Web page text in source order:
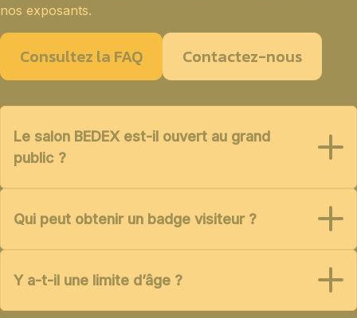
nos exposants.
Consultez la FAQ Contactez-nous
Le salon BEDEX est-il ouvert au grand
public ?
Qui peut obtenir un badge visiteur ?
Y a-t-il une limite d’âge ?